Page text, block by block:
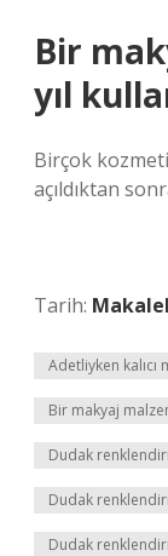
Bir
yıl
Birçok
açıldıktan
Tarih:
Adetliyken kalıcı
Bir makyaj
Dudak
Dudak
Dudak